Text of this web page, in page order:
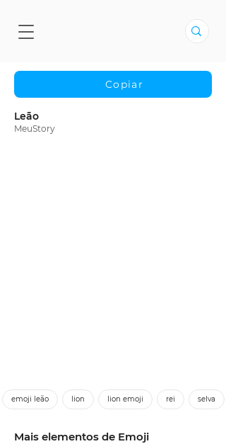
Copiar
Leão
MeuStory
emoji leão lion lion emoji rei selva
Mais elementos de Emoji